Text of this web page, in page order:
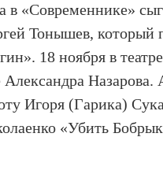
в «Современнике»
Тонышев, который
18 ноября в
Назарова.
Игоря (Гарика)
«Убить